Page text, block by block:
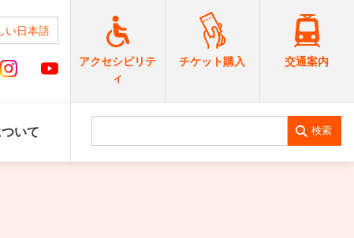
い日本語
アクセシビリテ
ィ
チケット購入 交通案内
いて 検索